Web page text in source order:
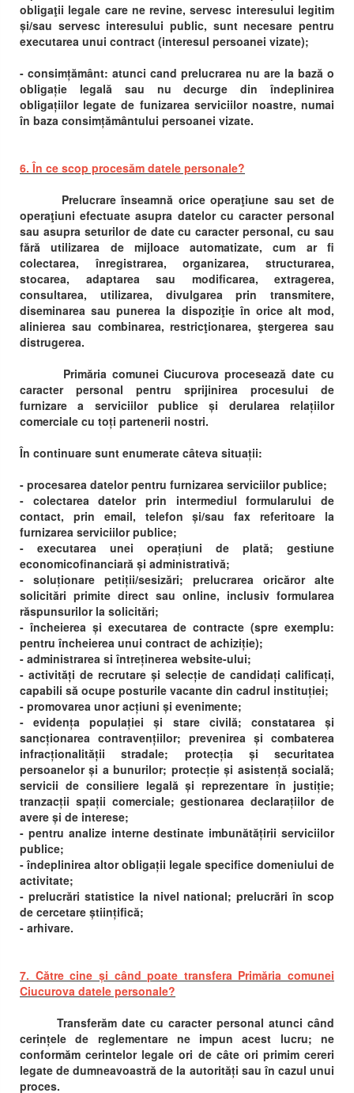
obligaţii legale care ne revine, servesc interesului legitim
și/sau servesc interesului public, sunt necesare pentru
executarea unui contract (interesul persoanei vizate);
- consimțământ: atunci cand prelucrarea nu are la bază o
obligație legală sau nu decurge din îndeplinirea
obligațiilor legate de funizarea serviciilor noastre, numai
în baza consimțământului persoanei vizate.
6. În ce scop procesăm datele personale?
Prelucrare înseamnă orice operaţiune sau set de
operaţiuni efectuate asupra datelor cu caracter personal
sau asupra seturilor de date cu caracter personal, cu sau
fără utilizarea de mijloace automatizate, cum ar fi
colectarea, înregistrarea, organizarea, structurarea,
stocarea, adaptarea sau modificarea, extragerea,
consultarea, utilizarea, divulgarea prin transmitere,
diseminarea sau punerea la dispoziţie în orice alt mod,
alinierea sau combinarea, restricţionarea, ştergerea sau
distrugerea.
Primăria comunei Ciucurova procesează date cu
caracter personal pentru sprijinirea procesului de
furnizare a serviciilor publice și derularea relațiilor
comerciale cu toți partenerii nostri.
În continuare sunt enumerate câteva situații:
- procesarea datelor pentru furnizarea serviciilor publice;
- colectarea datelor prin intermediul formularului de
contact, prin email, telefon și/sau fax referitoare la
furnizarea serviciilor publice;
- executarea unei operațiuni de plată; gestiune
economicofinanciară și administrativă;
- soluționare petiții/sesizări; prelucrarea oricăror alte
solicitări primite direct sau online, inclusiv formularea
răspunsurilor la solicitări;
- încheierea și executarea de contracte (spre exemplu:
pentru încheierea unui contract de achiziție);
- administrarea si întreținerea website-ului;
- activități de recrutare și selecție de candidați calificați,
capabili să ocupe posturile vacante din cadrul instituției;
- promovarea unor acțiuni și evenimente;
- evidența populației și stare civilă; constatarea și
sancționarea contravențiilor; prevenirea și combaterea
infracționalității stradale; protecția și securitatea
persoanelor și a bunurilor; protecție și asistență socială;
servicii de consiliere legală și reprezentare în justiție;
tranzacții spații comerciale; gestionarea declarațiilor de
avere și de interese;
- pentru analize interne destinate imbunătățirii serviciilor
publice;
- îndeplinirea altor obligații legale specifice domeniului de
activitate;
- prelucrări statistice la nivel national; prelucrări în scop
de cercetare științifică;
- arhivare.
7. Către cine și când poate transfera Primăria comunei
Ciucurova datele personale?
Transferăm date cu caracter personal atunci când
cerințele de reglementare ne impun acest lucru; ne
conformăm cerintelor legale ori de câte ori primim cereri
legate de dumneavoastră de la autorități sau în cazul unui
proces.